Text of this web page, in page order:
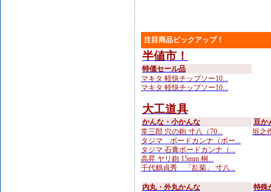
注目商品ピックアップ！
半値市！
特価セール品
マキタ 軽快チップソー10...
マキタ 軽快チップソー10...
大工道具
かんな・小かんな
常三郎 穴の鉋 寸八（70...
タジマ ボードカンナ（ボー...
タジマ 石膏ボードカンナ（...
高昇 ヤリ鉋 15mm 桐...
千代鶴貞秀 「乱菊」 寸八...
豆か
垣之
内丸・外丸かんな
特殊